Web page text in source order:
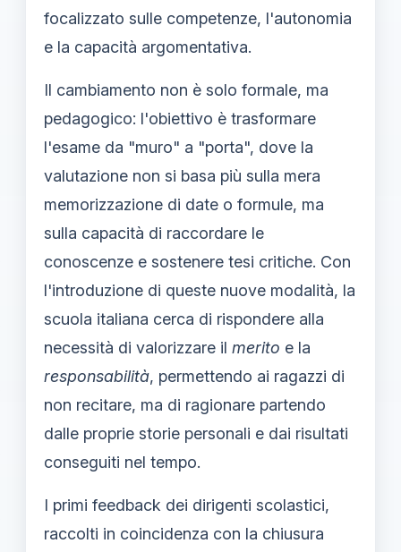
focalizzato sulle competenze, l'autonomia
e la capacità argomentativa.
Il cambiamento non è solo formale, ma
pedagogico: l'obiettivo è trasformare
l'esame da "muro" a "porta", dove la
valutazione non si basa più sulla mera
memorizzazione di date o formule, ma
sulla capacità di raccordare le
conoscenze e sostenere tesi critiche. Con
l'introduzione di queste nuove modalità, la
scuola italiana cerca di rispondere alla
necessità di valorizzare il merito e la
responsabilità, permettendo ai ragazzi di
non recitare, ma di ragionare partendo
dalle proprie storie personali e dai risultati
conseguiti nel tempo.
I primi feedback dei dirigenti scolastici,
raccolti in coincidenza con la chiusura